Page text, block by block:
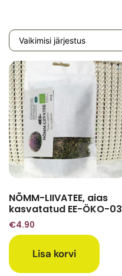
NÕMM-LIIVATEE, aias
kasvatatud EE-ÖKO-03
€4.90
Lisa korvi